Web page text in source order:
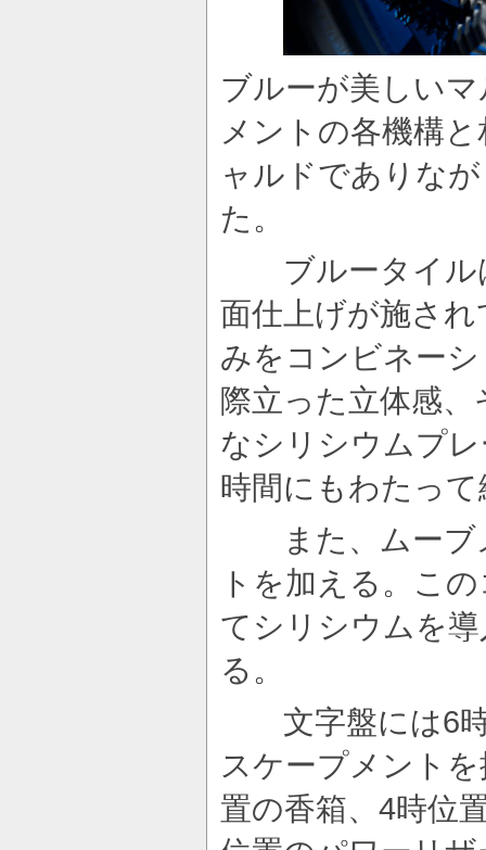
ブルーが美しい
メントの各機構
ャルドでありな
た。
ブルータイル
面仕上げが施さ
みをコンビネー
際立った立体感
なシリシウムプ
時間にもわたっ
また、ムーブ
トを加える。こ
てシリシウムを
る。
文字盤には6時
スケープメント
置の香箱、4時位